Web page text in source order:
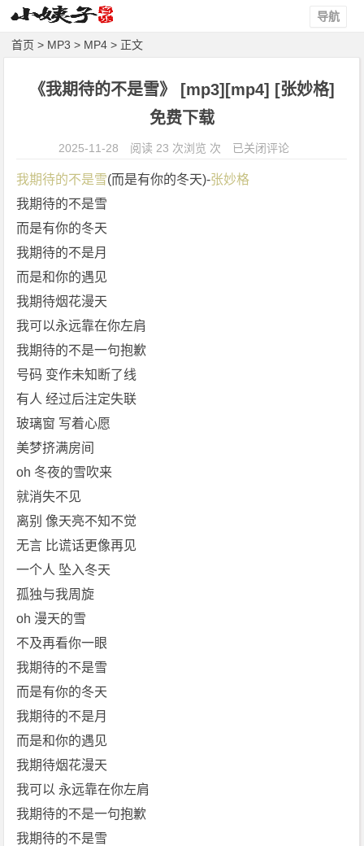
导航
首页 > MP3 > MP4 > 正文
《我期待的不是雪》 [mp3][mp4] [张妙格]
免费下载
2025-11-28 阅读 23 次浏览 次
《我
待
已关闭评论
我期待的不是雪(而是有你的冬天)-张妙格
我期待的不是雪
而是有你的冬天
我期待的不是月
而是和你的遇见
我期待烟花漫天
我可以永远靠在你左肩
我期待的不是一句抱歉
号码 变作未知断了线
有人 经过后注定失联
玻璃窗 写着心愿
美梦挤满房间
oh 冬夜的雪吹来
就消失不见
离别 像天亮不知不觉
无言 比谎话更像再见
一个人 坠入冬天
孤独与我周旋
oh 漫天的雪
不及再看你一眼
我期待的不是雪
而是有你的冬天
我期待的不是月
而是和你的遇见
我期待烟花漫天
我可以 永远靠在你左肩
我期待的不是一句抱歉
我期待的不是雪